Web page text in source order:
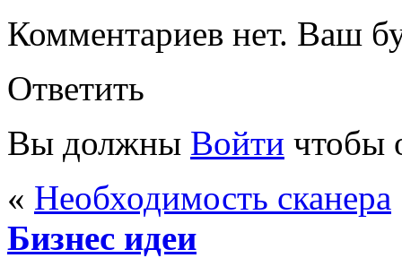
Комментариев нет. Ваш
Ответить
Вы должны Войти чтобы
« Необходимость сканера
Бизнес идеи